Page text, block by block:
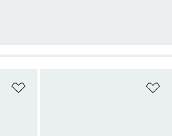
Aggiungi alla lista dei desideri